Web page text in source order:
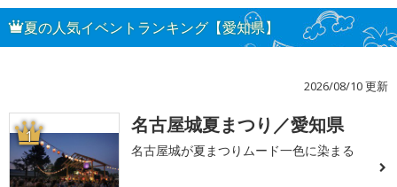
夏の人気イベントランキング【愛知県】
2026/08/10 更新
1 名古屋城夏まつり／愛知県
名古屋城が夏まつりムード一色に染まる